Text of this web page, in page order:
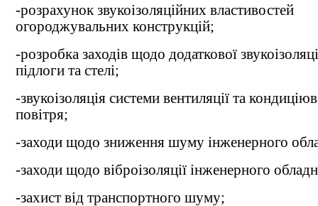
-розрахунок звукоізоляційних властивостей
огороджувальних конструкцій;
-розробка заходів щодо додаткової
підлоги та стелі;
-звукоізоляція системи вентиляції та
повітря;
-заходи щодо зниження шуму інженерного
-заходи щодо віброізоляції інженерного
-захист від транспортного шуму;